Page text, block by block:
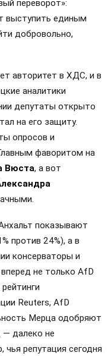
переворот»:
выступить единым
добровольно,
авторитет в ХДС, и в
аналитики
депутаты открыто
на его защиту.
опросов и
фаворитом на
Вюста, а вот
показывают
против 24%), а в
консерваторы и
не только AfD
Reuters, AfD
Мерца одобряют
— далеко не
чья репутация сегодня